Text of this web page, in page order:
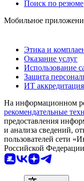
Поиск по резюме
Мобильное
Этика и
Оказание услуг
Использование
Защита
ИТ аккредитация
На информационном
рекомендательные
предоставления
и анализа сведений,
пользователей сети
Российской